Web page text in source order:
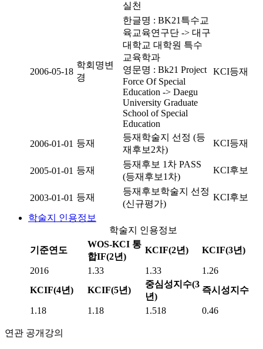
실천
2006-05-18
학회명변
경
한글명 : BK21특수교
육교육연구단 -> 대구
대학교 대학원 특수
교육학과
영문명 : Bk21 Project
Force Of Special
Education -> Daegu
University Graduate
School of Special
Education
KCI등재
2006-01-01 등재
등재학술지 선정 (등
재후보2차)
KCI등재
2005-01-01 등재
등재후보 1차 PASS
(등재후보1차)
KCI후보
2003-01-01 등재
등재후보학술지 선정
(신규평가)
KCI후보
학술지 인용정보
학술지 인용정보
기준연도
WOS-KCI 통
합IF(2년)
KCIF(2년) KCIF(3년)
2016 1.33 1.33
1.26
KCIF(4년)
KCIF(5년)
중심성지수(3
년)
즉시성지수
1.18 1.18 1.518 0.46
연관 공개강의